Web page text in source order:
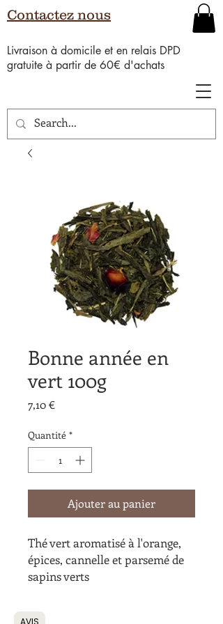
Livraison à domicile et en relais DPD
gratuite à partir de 60€ d'achats
Contactez nous
Bonne année en
vert 100g
7,10 €Prix
Quantité *
Ajouter au panier
Thé vert aromatisé à l'orange,
épices, cannelle et parsemé de
sapins verts
AVIS